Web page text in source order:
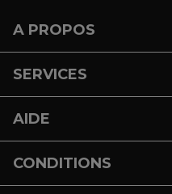
A PROPOS
SERVICES
AIDE
CONDITIONS